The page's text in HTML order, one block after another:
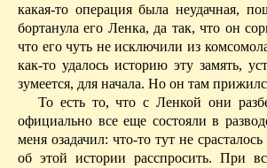
какая-то операция была неудачная,
бортанула его Ленка, да так, что он
что его чуть не исключили из
как-то удалось историю эту замять,
зуме­ется, для начала. Но он там
То есть то, что с Ленкой они
официально все еще со­стояли в
меня оза­дачил: что-то тут не
об этой ис­тории расспросить. При